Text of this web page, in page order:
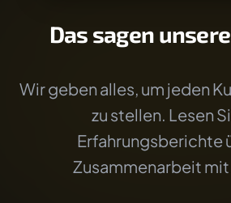
Das sagen unsere
Wir geben alles, um jeden
zu stellen. Lesen
Erfahrungsberichte
Zusammenarbeit